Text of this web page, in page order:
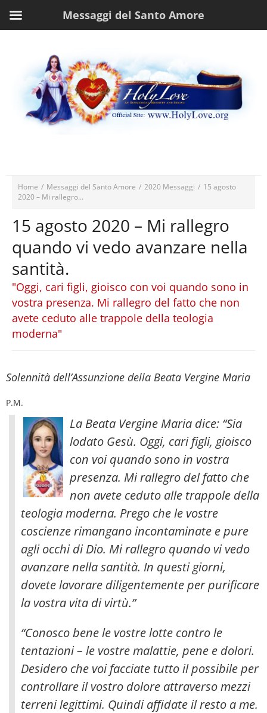
Home / Messaggi del Santo Amore / 2020 Messaggi / 15 agosto
2020 – Mi rallegro...
15 agosto 2020 – Mi rallegro
quando vi vedo avanzare nella
santità.
"Oggi, cari figli, gioisco con voi quando sono in
vostra presenza. Mi rallegro del fatto che non
avete ceduto alle trappole della teologia
moderna"
Solennità dell’Assunzione della Beata Vergine Maria
P.M.
La Beata Vergine Maria dice: “Sia
lodato Gesù. Oggi, cari figli, gioisco
con voi quando sono in vostra
presenza. Mi rallegro del fatto che
non avete ceduto alle trappole della
teologia moderna. Prego che le vostre
coscienze rimangano incontaminate e pure
agli occhi di Dio. Mi rallegro quando vi vedo
avanzare nella santità. In questi giorni,
dovete lavorare diligentemente per purificare
la vostra vita di virtù.”
“Conosco bene le vostre lotte contro le
tentazioni – le vostre malattie, pene e dolori.
Desidero che voi facciate tutto il possibile per
controllare il vostro dolore attraverso mezzi
terreni legittimi. Quindi affidate il resto a me.
Messaggi del Santo Amore